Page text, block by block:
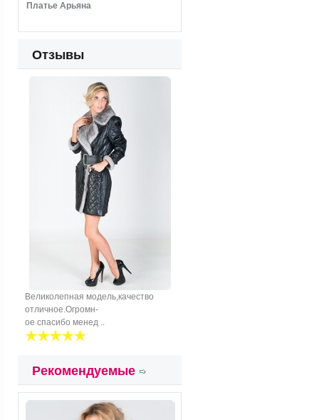
Платье Арьяна
Отзывы
Великолепная модель,качество
отличное.Огромн-
ое спасибо менед ..
Рекомендуемые